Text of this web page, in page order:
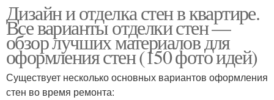
Дизайн и отделка стен в квартире.
Все варианты отделки стен —
обзор лучших материалов для
оформления стен (150 фото идей)
Существует несколько основных вариантов оформления
стен во время ремонта: